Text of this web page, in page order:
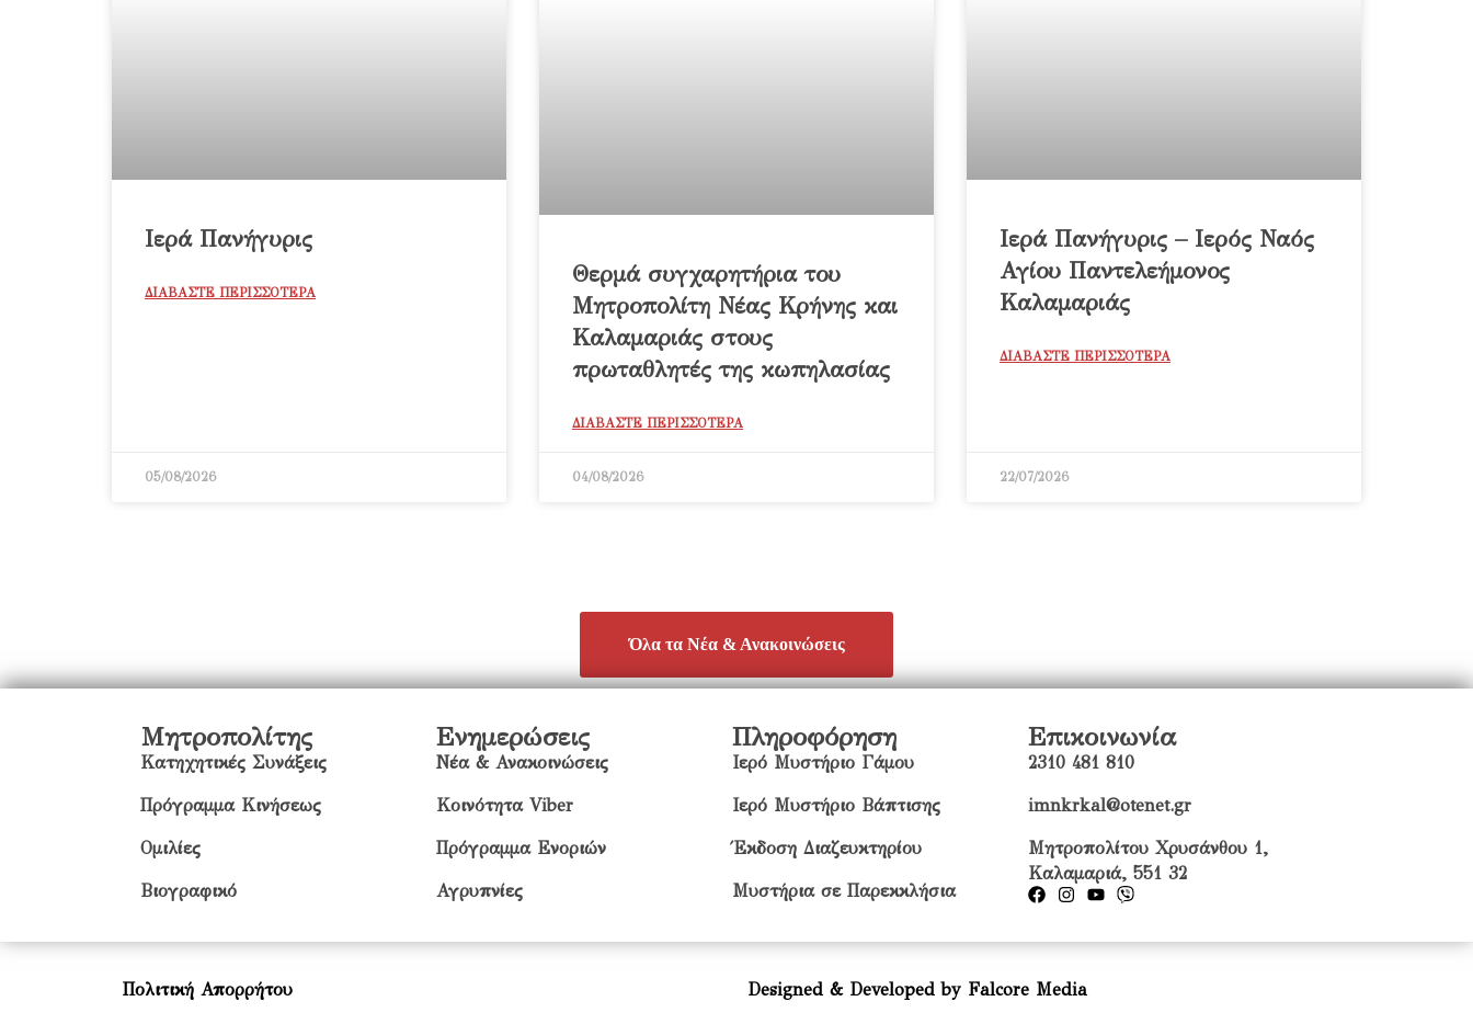
Ιερά Πανήγυρις
ΔΙΑΒΑΣΤΕ ΠΕΡΙΣΣΟΤΕΡΑ
05/08/2026
Θερμά συγχαρητήρια του
Μητροπολίτη Νέας Κρήνης και
Καλαμαριάς στους
πρωταθλητές της κωπηλασίας
ΔΙΑΒΑΣΤΕ ΠΕΡΙΣΣΟΤΕΡΑ
04/08/2026
Ιερά Πανήγυρις – Ιερός Ναός
Αγίου Παντελεήμονος
Καλαμαριάς
ΔΙΑΒΑΣΤΕ ΠΕΡΙΣΣΟΤΕΡΑ
22/07/2026
Όλα τα Νέα & Ανακοινώσεις
Μητροπολίτης
Κατηχητικές Συνάξεις
Πρόγραμμα Κινήσεως
Ομιλίες
Βιογραφικό
Ενημερώσεις
Νέα & Ανακοινώσεις
Κοινότητα Viber
Πρόγραμμα Ενοριών
Αγρυπνίες
Πληροφόρηση
Ιερό Μυστήριο Γάμου
Ιερό Μυστήριο Βάπτισης
Έκδοση Διαζευκτηρίου
Μυστήρια σε Παρεκκλήσια
Επικοινωνία
2310 481 810
imnkrkal@otenet.gr
Μητροπολίτου Χρυσάνθου 1,
Καλαμαριά, 551 32
Πολιτική Απορρήτου Designed & Developed by Falcore Media